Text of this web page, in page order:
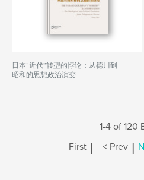
日本“近代”转型的悖论：从德川到
昭和的思想政治演变
1-4 of 120
First | < Prev |